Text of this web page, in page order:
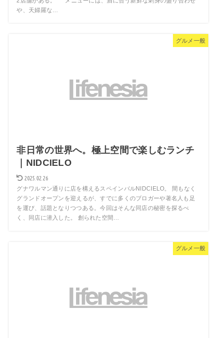
や、天婦羅な…
グルメ一般
非日常の世界へ。極上空間で楽しむランチ
｜NIDCIELO
2025.02.26
グナワルマン通りに店を構えるスペインバルNIDCIELO。 間もなく
グランドオープンを迎えるが、すでに多くのブロガーや著名人も足
を運び、話題となりつつある。今回はそんな同店の秘密を探るべ
く、同店に潜入した。 創られた空間…
グルメ一般